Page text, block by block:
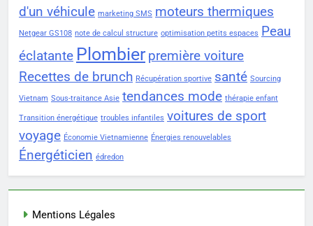
d'un véhicule marketing SMS moteurs thermiques
Netgear GS108 note de calcul structure optimisation petits espaces Peau
éclatante Plombier première voiture
Recettes de brunch Récupération sportive santé Sourcing
Vietnam Sous-traitance Asie tendances mode thérapie enfant
Transition énergétique troubles infantiles voitures de sport
voyage Économie Vietnamienne Énergies renouvelables
Énergéticien édredon
Mentions Légales